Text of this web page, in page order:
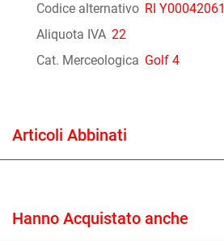
Codice alternativo RI Y00042061
Aliquota IVA 22
Cat. Merceologica Golf 4
Articoli Abbinati
Hanno Acquistato anche